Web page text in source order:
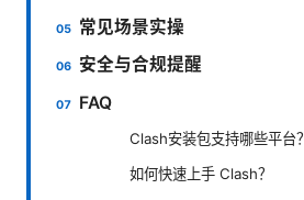
常见场景实操
安全与合规提醒
FAQ
Clash安装包支持哪些平台？
如何快速上手 Clash？